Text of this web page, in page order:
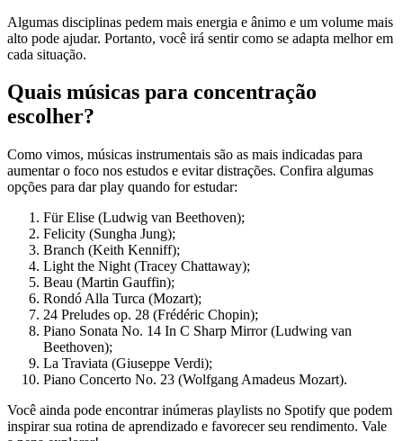
Algumas disciplinas pedem mais energia e ânimo e um volume mais
alto pode ajudar. Portanto, você irá sentir como se adapta melhor em
cada situação.
Quais músicas para concentração
escolher?
Como vimos, músicas instrumentais são as mais indicadas para
aumentar o foco nos estudos e evitar distrações. Confira algumas
opções para dar play quando for estudar:
Für Elise (Ludwig van Beethoven);
Felicity (Sungha Jung);
Branch (Keith Kenniff);
Light the Night (Tracey Chattaway);
Beau (Martin Gauffin);
Rondó Alla Turca (Mozart);
24 Preludes op. 28 (Frédéric Chopin);
Piano Sonata No. 14 In C Sharp Mirror (Ludwing van
Beethoven);
La Traviata (Giuseppe Verdi);
Piano Concerto No. 23 (Wolfgang Amadeus Mozart).
Você ainda pode encontrar inúmeras playlists no Spotify que podem
inspirar sua rotina de aprendizado e favorecer seu rendimento. Vale